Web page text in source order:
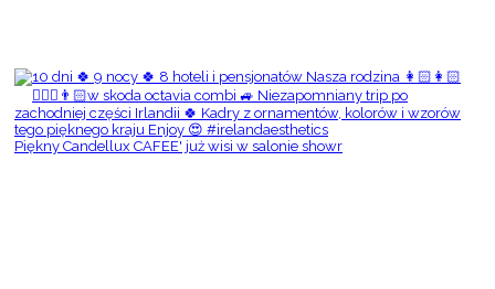
Piękny Candellux CAFEE' już wisi w salonie showr